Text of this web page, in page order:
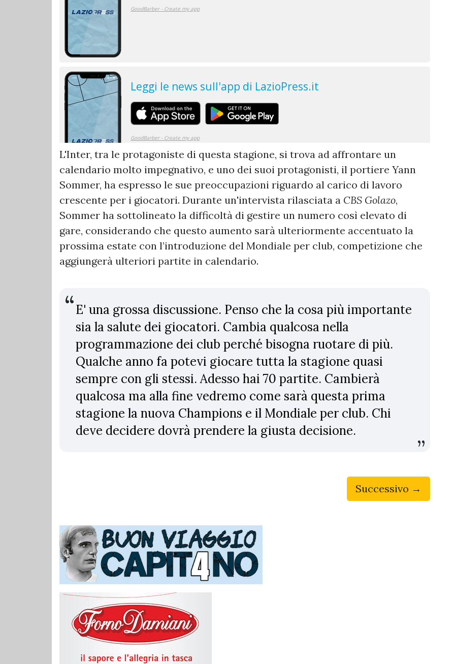
L'Inter, tra le protagoniste di questa stagione, si trova ad affrontare un
calendario molto impegnativo, e uno dei suoi protagonisti, il portiere Yann
Sommer, ha espresso le sue preoccupazioni riguardo al carico di lavoro
crescente per i giocatori. Durante un'intervista rilasciata a CBS Golazo,
Sommer ha sottolineato la difficoltà di gestire un numero così elevato di
gare, considerando che questo aumento sarà ulteriormente accentuato la
prossima estate con l’introduzione del Mondiale per club, competizione che
aggiungerà ulteriori partite in calendario.
E' una grossa discussione. Penso che la cosa più importante
sia la salute dei giocatori. Cambia qualcosa nella
programmazione dei club perché bisogna ruotare di più.
Qualche anno fa potevi giocare tutta la stagione quasi
sempre con gli stessi. Adesso hai 70 partite. Cambierà
qualcosa ma alla fine vedremo come sarà questa prima
stagione la nuova Champions e il Mondiale per club. Chi
deve decidere dovrà prendere la giusta decisione.
Successivo →